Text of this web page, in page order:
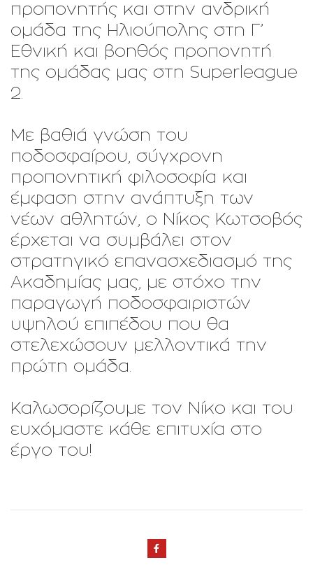
προπονητής και στην ανδρική
ομάδα της Ηλιούπολης στη Γ’
Εθνική και βοηθός προπονητή
της ομάδας μας στη Superleague
2.
Με βαθιά γνώση του
ποδοσφαίρου, σύγχρονη
προπονητική φιλοσοφία και
έμφαση στην ανάπτυξη των
νέων αθλητών, ο Νίκος Κωτσοβός
έρχεται να συμβάλει στον
στρατηγικό επανασχεδιασμό της
Ακαδημίας μας, με στόχο την
παραγωγή ποδοσφαιριστών
υψηλού επιπέδου που θα
στελεχώσουν μελλοντικά την
πρώτη ομάδα.
Καλωσορίζουμε τον Νίκο και του
ευχόμαστε κάθε επιτυχία στο
έργο του!